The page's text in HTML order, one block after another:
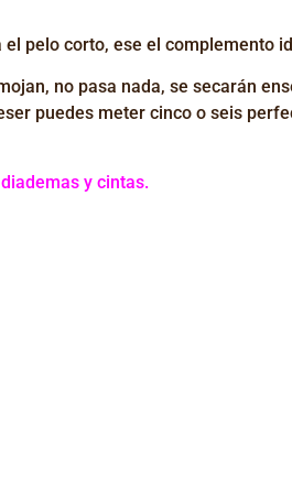
pelo corto, ese el complemento
no pasa nada, se secarán
puedes meter cinco o seis
y cintas.